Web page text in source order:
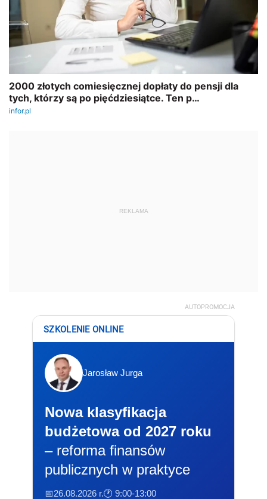
REKLAMA
AUTOPROMOCJA
SZKOLENIE ONLINE
Jarosław Jurga
Nowa klasyfikacja
budżetowa od 2027 roku
– reforma finansów
publicznych w praktyce
📅26.08.2026 r.🕐 9:00-13:00